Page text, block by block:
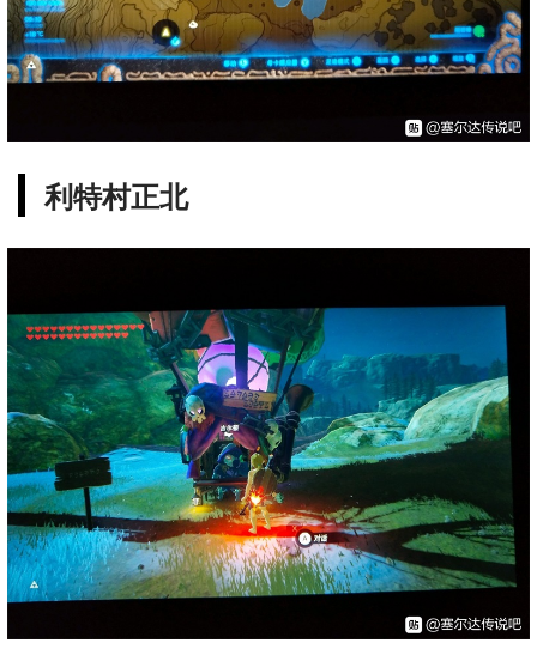
利特村正北